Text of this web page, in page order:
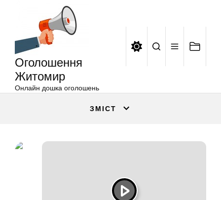
Оголошення
Житомир
Онлайн дошка оголошень
ЗМІСТ